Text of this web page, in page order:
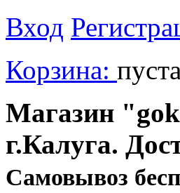
Вход
Корзина: пуста
Магазин
г.Калуга.
Cамовывоз